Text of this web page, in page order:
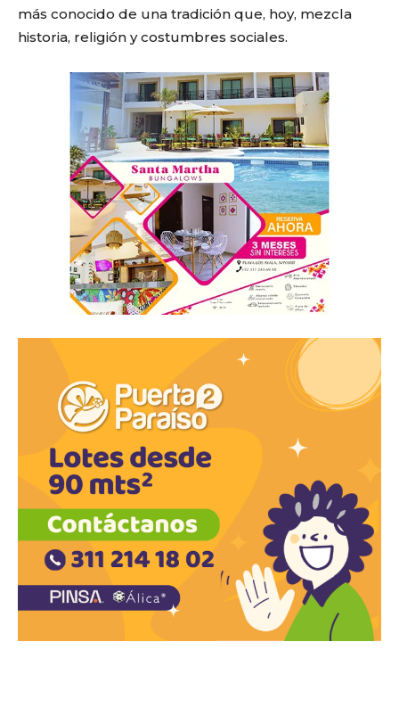
más conocido de una tradición que, hoy, mezcla
historia, religión y costumbres sociales.